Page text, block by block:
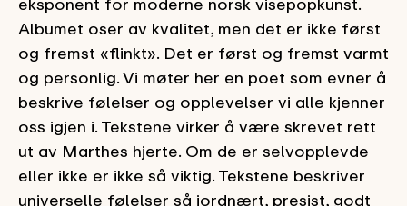
Albumet oser av kvalitet, men det er ikke først
og fremst «flinkt». Det er først og fremst varmt
og personlig. Vi møter her en poet som evner å
beskrive følelser og opplevelser vi alle kjenner
oss igjen i. Tekstene virker å være skrevet rett
ut av Marthes hjerte. Om de er selvopplevde
eller ikke er ikke så viktig. Tekstene beskriver
universelle følelser så jordnært, presist, godt